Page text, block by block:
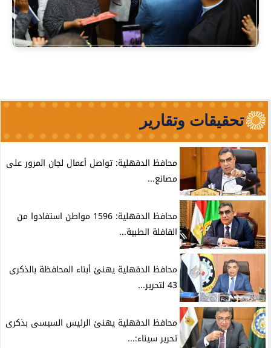
تحقيقات وتقارير
محافظ الدقهلية: تواصل أعمال لجان المرور على
مصانع...
محافظ الدقهلية: 1596 مواطن استفادوا من
القافلة الطبية...
محافظ الدقهلية يهنئ أبناء المحافظة بالذكرى
43 لتحرير...
محافظ الدقهلية يهنئ الرئيس السيسى بذكرى
تحرير سيناء:...